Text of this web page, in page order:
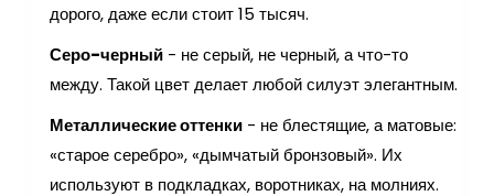
дорого, даже если стоит 15 тысяч.
Серо-черный - не серый, не черный, а что-то
между. Такой цвет делает любой силуэт элегантным.
Металлические оттенки - не блестящие, а матовые:
«старое серебро», «дымчатый бронзовый». Их
используют в подкладках, воротниках, на молниях.